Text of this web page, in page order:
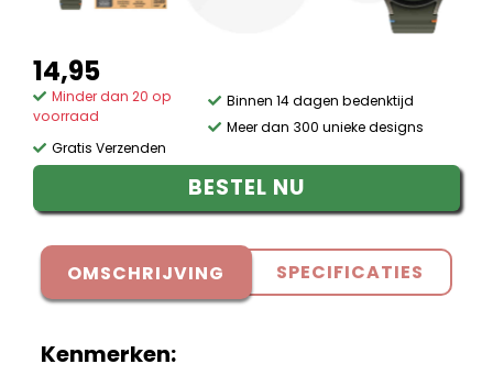
14,95
Minder dan 20 op
voorraad
Gratis Verzenden
Binnen 14 dagen bedenktijd
Meer dan 300 unieke designs
BESTEL NU
OMSCHRIJVING SPECIFICATIES
Kenmerken: